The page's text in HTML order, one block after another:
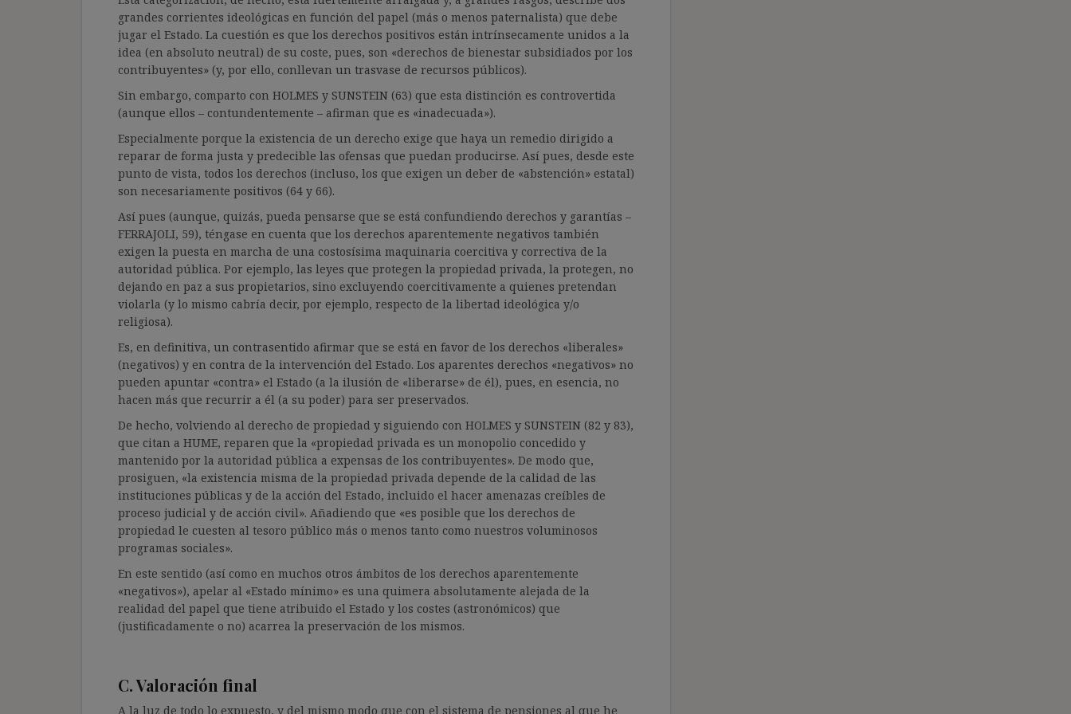
grandes corrientes ideológicas en función del papel (más o menos paternalista) que debe
jugar el Estado. La cuestión es que los derechos positivos están intrínsecamente unidos a la
idea (en absoluto neutral) de su coste, pues, son «derechos de bienestar subsidiados por los
contribuyentes» (y, por ello, conllevan un trasvase de recursos públicos).
Sin embargo, comparto con HOLMES y SUNSTEIN (63) que esta distinción es controvertida
(aunque ellos – contundentemente – afirman que es «inadecuada»).
Especialmente porque la existencia de un derecho exige que haya un remedio dirigido a
reparar de forma justa y predecible las ofensas que puedan producirse. Así pues, desde este
punto de vista, todos los derechos (incluso, los que exigen un deber de «abstención» estatal)
son necesariamente positivos (64 y 66).
Así pues (aunque, quizás, pueda pensarse que se está confundiendo derechos y garantías –
FERRAJOLI, 59), téngase en cuenta que los derechos aparentemente negativos también
exigen la puesta en marcha de una costosísima maquinaria coercitiva y correctiva de la
autoridad pública. Por ejemplo, las leyes que protegen la propiedad privada, la protegen, no
dejando en paz a sus propietarios, sino excluyendo coercitivamente a quienes pretendan
violarla (y lo mismo cabría decir, por ejemplo, respecto de la libertad ideológica y/o
religiosa).
Es, en definitiva, un contrasentido afirmar que se está en favor de los derechos «liberales»
(negativos) y en contra de la intervención del Estado. Los aparentes derechos «negativos» no
pueden apuntar «contra» el Estado (a la ilusión de «liberarse» de él), pues, en esencia, no
hacen más que recurrir a él (a su poder) para ser preservados.
De hecho, volviendo al derecho de propiedad y siguiendo con HOLMES y SUNSTEIN (82 y 83),
que citan a HUME, reparen que la «propiedad privada es un monopolio concedido y
mantenido por la autoridad pública a expensas de los contribuyentes». De modo que,
prosiguen, «la existencia misma de la propiedad privada depende de la calidad de las
instituciones públicas y de la acción del Estado, incluido el hacer amenazas creíbles de
proceso judicial y de acción civil». Añadiendo que «es posible que los derechos de
propiedad le cuesten al tesoro público más o menos tanto como nuestros voluminosos
programas sociales».
En este sentido (así como en muchos otros ámbitos de los derechos aparentemente
«negativos»), apelar al «Estado mínimo» es una quimera absolutamente alejada de la
realidad del papel que tiene atribuido el Estado y los costes (astronómicos) que
(justificadamente o no) acarrea la preservación de los mismos.
C. Valoración final
A la luz de todo lo expuesto, y del mismo modo que con el sistema de pensiones al que he